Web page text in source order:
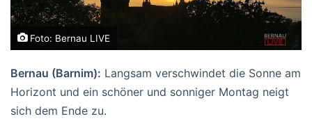
Foto: Bernau LIVE
Bernau (Barnim): Langsam verschwindet die Sonne am
Horizont und ein schöner und sonniger Montag neigt
sich dem Ende zu.